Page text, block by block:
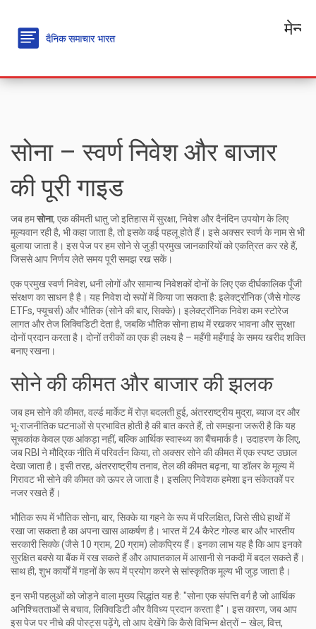
मेन्यू
सोना – स्वर्ण निवेश और बाजार
की पूरी गाइड
जब हमसोना, एक कीमती धातु जो इतिहास में सुरक्षा, निवेश और दैनंदिन उपयोग के लिए
मूल्यवान रही है, भी कहा जाता है, तो इसके कई पहलू होते हैं। इसे अक्सरस्वर्णके नाम से भी
बुलाया जाता है। इस पेज पर हम सोने से जुड़ी प्रमुख जानकारियों को एकत्रित कर रहे हैं,
जिससे आप निर्णय लेते समय पूरी समझ रख सकें।
एक प्रमुखस्वर्ण निवेश, धनी लोगों और सामान्य निवेशकों दोनों के लिए एक दीर्घकालिक पूँजी
संरक्षण का साधन हैहै। यह निवेश दो रूपों में किया जा सकता है: इलेक्ट्रॉनिक (जैसे गोल्ड
ETFs, फ्यूचर्स) और भौतिक (सोने की बार, सिक्के)। इलेक्ट्रॉनिक निवेश कम स्टोरेज
लागत और तेज लिक्विडिटी देता है, जबकि भौतिक सोना हाथ में रखकर भावना और सुरक्षा
दोनों प्रदान करता है। दोनों तरीकों का एक ही लक्ष्य है – महँगी महँगाई के समय खरीद शक्ति
बनाए रखना।
सोने की कीमत और बाजार की झलक
जब हमसोने की कीमत, वर्ल्ड मार्केट में रोज़ बदलती हुई, अंतरराष्ट्रीय मुद्रा, ब्याज दर और
भू-राजनीतिक घटनाओं से प्रभावित होती हैकी बात करते हैं, तो समझना जरूरी है कि यह
सूचकांक केवल एक आंकड़ा नहीं, बल्कि आर्थिक स्वास्थ्य का बैंचमार्क है। उदाहरण के लिए,
जब RBI ने मौद्रिक नीति में परिवर्तन किया, तो अक्सर सोने की कीमत में एक स्पष्ट उछाल
देखा जाता है। इसी तरह, अंतरराष्ट्रीय तनाव, तेल की कीमत बढ़ना, या डॉलर के मूल्य में
गिरावट भी सोने की कीमत को ऊपर ले जाता है। इसलिए निवेशक हमेशा इन संकेतकों पर
नजर रखते हैं।
भौतिक रूप मेंभौतिक सोना, बार, सिक्के या गहने के रूप में परिलक्षित, जिसे सीधे हाथों में
रखा जा सकता हैका अपना खास आकर्षण है। भारत में 24 कैरेट गोल्ड बार और भारतीय
सरकारी सिक्के (जैसे 10 ग्राम, 20 ग्राम) लोकप्रिय हैं। इनका लाभ यह है कि आप इनको
सुरक्षित बक्से या बैंक में रख सकते हैं और आपातकाल में आसानी से नकदी में बदल सकते हैं।
साथ ही, शुभ कार्यों में गहनों के रूप में प्रयोग करने से सांस्कृतिक मूल्य भी जुड़ जाता है।
इन सभी पहलुओं को जोड़ने वाला मुख्य सिद्धांत यह है: "सोना एक संपत्ति वर्ग है जो आर्थिक
अनिश्चितताओं से बचाव, लिक्विडिटी और वैविध्य प्रदान करता है"। इस कारण, जब आप
इस पेज पर नीचे की पोस्ट्स पढ़ेंगे, तो आप देखेंगे कि कैसे विभिन्न क्षेत्रों – खेल, वित्त,